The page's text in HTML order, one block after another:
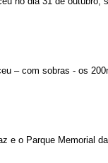
– com sobras - os
e o Parque Memorial